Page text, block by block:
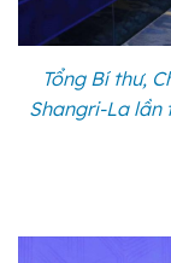
Tổng Bí thư,
Shangri-La lần